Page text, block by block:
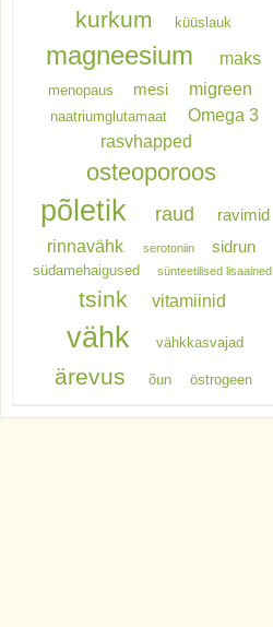
kurkum küüslauk
magneesium maks
menopaus mesi migreen
naatriumglutamaat
Omega 3
rasvhapped
osteoporoos
põletik raud ravimid
rinnavähk serotoniin sidrun
südamehaigused sünteetilised lisaained
tsink vitamiinid
vähk vähkkasvajad
ärevus õun östrogeen